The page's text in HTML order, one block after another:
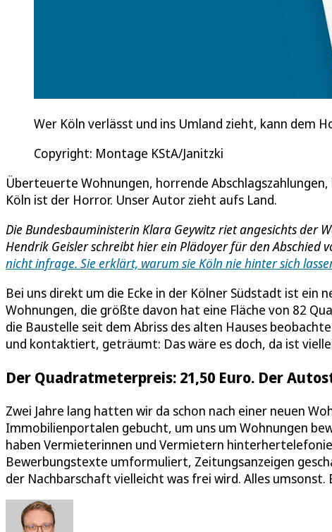
Wer Köln verlässt und ins Umland zieht, kann dem
Copyright: Montage KStA/Janitzki
Überteuerte Wohnungen, horrende
Köln ist der Horror. Unser Autor zieht aufs Land.
Die Bundesbauministerin Klara Geywitz riet angesichts der
Hendrik Geisler schreibt hier ein Plädoyer für den Abschied
nicht infrage. Sie erklärt, warum sie Köln nie hinter sich
Bei uns direkt um die Ecke in der Kölner Südstadt ist ein
Wohnungen, die größte davon hat eine Fläche von 82
die Baustelle seit dem Abriss des alten Hauses
und kontaktiert, geträumt: Das wäre es doch, da ist
Der Quadratmeterpreis: 21,50 Euro. Der
Zwei Jahre lang hatten wir da schon nach einer neuen
Immobilienportalen gebucht, um uns um Wohnungen
haben Vermieterinnen und Vermietern
Bewerbungstexte umformuliert, Zeitungsanzeigen
der Nachbarschaft vielleicht was frei wird. Alles